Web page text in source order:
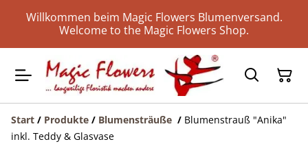
Willkommen beim Magic Flowers Blumenversand.
Welcome to the Magic Flowers Shop.
Start / Produkte / Blumensträuße / Blumenstrauß "Anika"
inkl. Teddy & Glasvase